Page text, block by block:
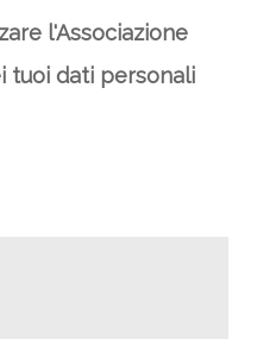
l'Associazione
tuoi dati personali